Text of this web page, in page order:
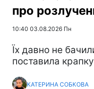
про
10:40 03.08.2026 Пн
Їх давно не
поставила
КАТЕРИНА СОБКОВА